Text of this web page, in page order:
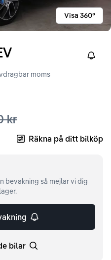
Visa 360°
Right
moms
kr
Räkna på ditt bilköp
bevakning så mejlar vi dig
bilar